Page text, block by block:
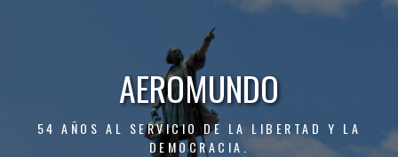
AEROMUNDO
54 AÑOS AL SERVICIO DE LA LIBERTAD Y LA
DEMOCRACIA.